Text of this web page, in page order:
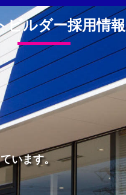
ビルダー採用情報
います。